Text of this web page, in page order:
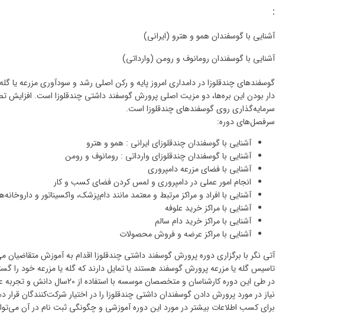
:
آشنایی با گوسفندان همو و هترو (ایرانی)
آشنایی با گوسفندان رومانوف و رومن (وارداتی)
گوسفندهای چندقلوزا در دامداری امروز پایه و رکن اصلی رشد و سودآوری مزرعه یا
دار بودن این بره‌ها، دو مزیت اصلی پرورش گوسفند داشتی چندقلوزا است. افزایش
سرمایه‌گذاری روی گوسفندهای چندقلوزا است.
سرفصل‌های دوره:
آشنایی با گوسفندان چندقلوزای ایرانی : همو و هترو
آشنایی با گوسفندان چندقلوزای وارداتی : رومانوف و رومن
آشنایی با فضای مزرعه دامپروری
انجام امور عملی در دامپروری و لمس کردن فضای کسب و کار
آشنایی با افراد و مراکز مرتبط و معتمد مانند دام‌پزشک، واکسیناتور و
آشنایی با مراکز خرید علوفه
آشنایی با مراکز خرید دام سالم
آشنایی با مراکز عرضه و فروش محصولات
آتی نگر با برگزاری دوره پرورش گوسفند داشتی چندقلوزا اقدام به آموزش متقاضیان
تاسیس گله یا مزرعه پرورش گوسفند هستند یا تمایل دارند که گله یا مزرعه خود را
در طی این دوره کارشناسان و
نیاز در مورد پرورش دادن گوسفندان داشتی چندقلوزا را در اختیار شرکت‌کنندگان قرار
برای کسب اطلاعات بیشتر در مورد این دوره آموزشی و چگونگی ثبت نام در آن